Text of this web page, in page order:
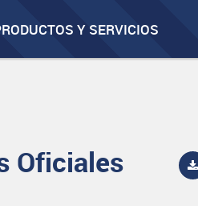
Y SERVICIOS
Oficiales